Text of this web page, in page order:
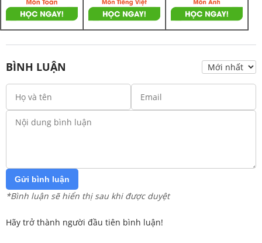
BÌNH LUẬN
Gửi bình luận
*Bình luận sẽ hiển thị sau khi được duyệt
Hãy trở thành người đầu tiên bình luận!